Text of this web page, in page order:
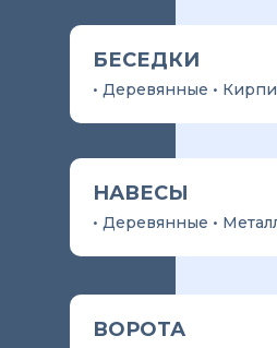
ВОРОТА
БЕСЕДКИ
• Деревянные •
НАВЕСЫ
• Деревянные •